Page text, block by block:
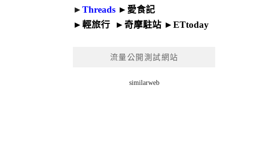
►Threads ► 愛食記
►輕旅行 ► 奇摩駐站 ►ETtoday
流量公開測試網站
similarweb